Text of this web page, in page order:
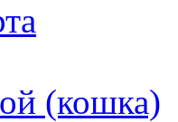
(кошка)